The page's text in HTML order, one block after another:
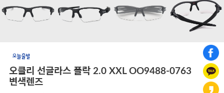
오클리 선글라스 플락 2.0 XXL OO9488-0763
변색렌즈